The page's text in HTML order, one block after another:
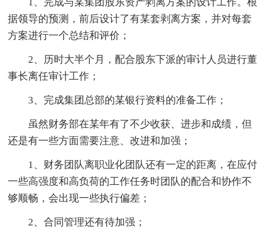
据领导的预测，前后设计了有某套剥离方案，并对每套
方案进行一个总结和评价；
2、历时大半个月，配合股东下派的审计人员进行董
事长离任审计工作；
3、完成集团总部的某银行资料的准备工作；
虽然财务部在某年有了不少收获、进步和成绩，但
还是有一些方面需要注意、改进和加强；
1、财务团队离职业化团队还有一定的距离，在应付
一些高强度和高负荷的工作任务时团队的配合和协作不
够顺畅，会出现一些执行偏差；
2、合同管理还有待加强；